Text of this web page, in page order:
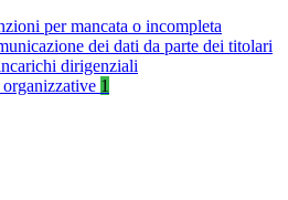
per mancata o incompleta
dei dati da parte dei titolari
dirigenziali
1